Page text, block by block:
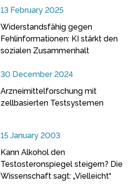
13 February 2025
Widerstandsfähig gegen
Fehlinformationen: KI stärkt den
sozialen Zusammenhalt
30 December 2024
Arzneimittelforschung mit
zellbasierten Testsystemen
15 January 2003
Kann Alkohol den
Testosteronspiegel steigern? Die
Wissenschaft sagt: „Vielleicht“